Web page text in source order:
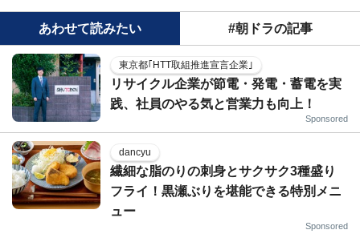
あわせて読みたい #朝ドラの記事
東京都｢HTT取組推進宣言企業｣
リサイクル企業が節電・発電・蓄電を実
践、社員のやる気と営業力も向上！
Sponsored
dancyu
繊細な脂のりの刺身とサクサク3種盛り
フライ！黒瀬ぶりを堪能できる特別メニ
ュー
Sponsored